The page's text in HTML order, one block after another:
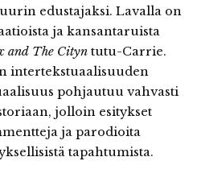
edustajaksi. Lavalla on
ja kansantaruista
and The Cityntutu-Carrie.
intertekstuaalisuuden
pohjautuu vahvasti
jolloin esitykset
ja parodioita
tapahtumista.